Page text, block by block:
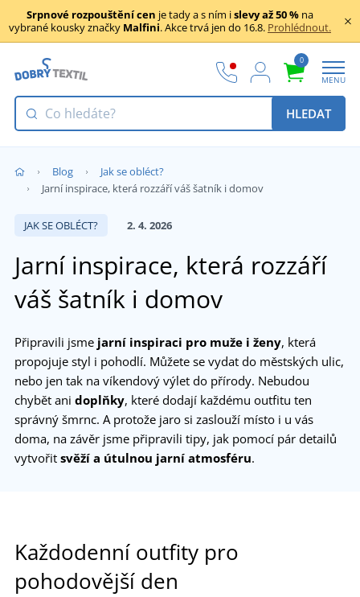
Srpnové rozpouštění cen je tady a s ním islevy až 50 % na
vybrané kousky značky Malfini. Akce trvá jen do 16.8. Prohlédnout.
0
MENU
HLEDAT
Blog
Jak se obléct?
Jarní inspirace, která rozzáří váš šatník i domov
JAK SE OBLÉCT? 2. 4. 2026
Jarní inspirace, která rozzáří
váš šatník i domov
Připravili jsme jarní inspiraci pro muže i ženy, která
propojuje styl i pohodlí. Můžete se vydat do městských ulic,
nebo jen tak na víkendový výlet do přírody. Nebudou
chybět ani doplňky, které dodají každému outfitu ten
správný šmrnc. A protože jaro si zaslouží místo i u vás
doma, na závěr jsme připravili tipy, jak pomocí pár detailů
vytvořit svěží a útulnou jarní atmosféru.
Každodenní outfity pro
pohodovější den